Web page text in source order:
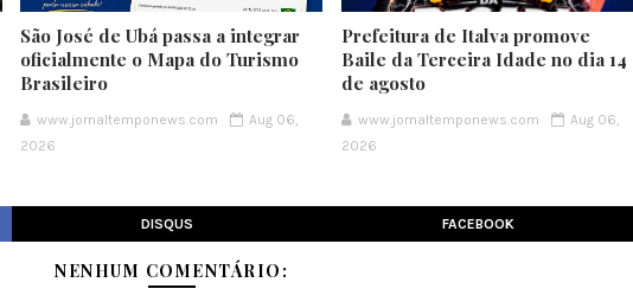
São José de Ubá passa a integrar
oficialmente o Mapa do Turismo
Brasileiro
www.jornaltemponews.com
Aug 06,
2026
Prefeitura de Italva promove
Baile da Terceira Idade no dia 14
de agosto
www.jornaltemponews.com
Aug 06,
2026
DISQUS FACEBOOK
NENHUM COMENTÁRIO: